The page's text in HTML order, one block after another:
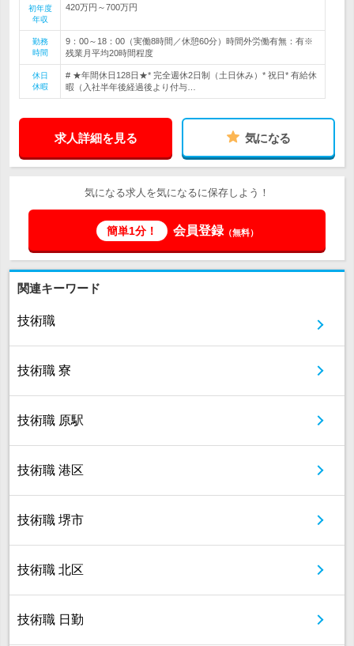
初年度
年収
420万円～700万円
勤務
時間
9：00～18：00（実働8時間／休憩60分）時間外労働有無：有※
残業月平均20時間程度
休日
休暇
# ★年間休日128日★* 完全週休2日制（土日休み）* 祝日* 有給休
暇（入社半年後経過後より付与…
求人詳細を見る 気になる
気になる求人を気になるに保存しよう！
簡単1分！ 会員登録（無料）
関連キーワード
技術職
技術職 寮
技術職 原駅
技術職 港区
技術職 堺市
技術職 北区
技術職 日勤